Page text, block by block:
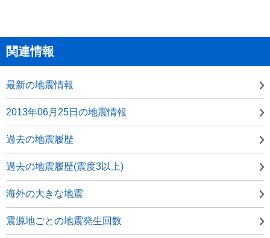
関連情報
最新の地震情報
2013年06月25日の地震情報
過去の地震履歴
過去の地震履歴(震度3以上)
海外の大きな地震
震源地ごとの地震発生回数